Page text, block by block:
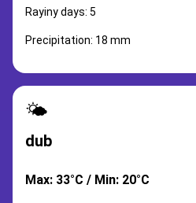
Rayiny days: 5
Precipitation: 18 mm
🌤️
dub
Max: 33°C / Min: 20°C